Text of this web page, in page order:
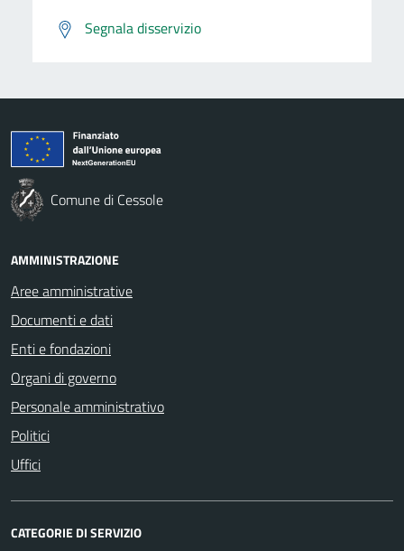
Segnala disservizio
Comune di Cessole
AMMINISTRAZIONE
Aree amministrative
Documenti e dati
Enti e fondazioni
Organi di governo
Personale amministrativo
Politici
Uffici
CATEGORIE DI SERVIZIO